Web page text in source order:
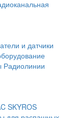
и датчики
Радиолинии
SKYROS